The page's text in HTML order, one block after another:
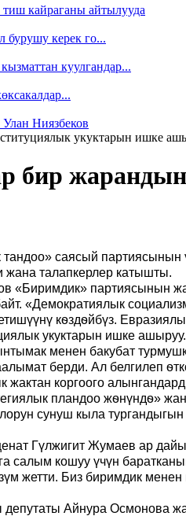
кайраганы айтылууда
бурушу керек го...
куулгандар...
Ниязбеков
укуктарын ишке
бир
саясый
жана талапкерлер катышты.
«Биримдик» партиясынын
«Демократиялык
кѳздѳйбүз.
укуктарын ишке
менен бакубат
берди. Ал белгилеп
коргоого
пландоо жѳнүндѳ»
сунуш кыла
Гүлжигит Жумаев ар
салым кошуу үчүн
жетти. Биз биримдик
Айнура Осмонова